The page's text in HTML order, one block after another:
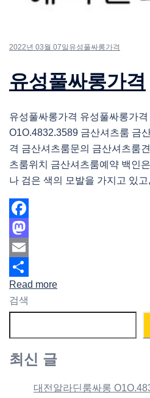
2022년 03월 07일 유성풀싸롱가격
유성풀싸롱가격
유성풀싸롱가격 유성풀싸롱가
O1O.4832.3589 금산셔츠룸 금
격 금산셔츠룸문의 금산셔츠룸
츠룸위치 금산셔츠룸예약 백인
나 검은 색의 모발을 가지고 있
Facebook
Mastodon
Email
Share
Read more
검색
최신 글
대전알라딘룸싸롱